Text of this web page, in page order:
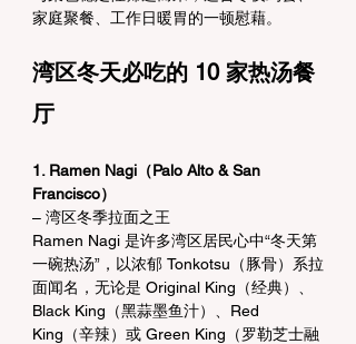
家庭聚餐、工作日暖胃的一顿慰藉。
湾区冬天必吃的 10 家热汤餐
厅
1. Ramen Nagi（Palo Alto & San
Francisco）
– 湾区冬季拉面之王
Ramen Nagi 是许多湾区居民心中“冬天第
一碗热汤”，以浓郁 Tonkotsu（豚骨）系拉
面闻名，无论是 Original King（经典）、
Black King（黑蒜墨鱼汁）、Red
King（辛辣）或 Green King（罗勒芝士融